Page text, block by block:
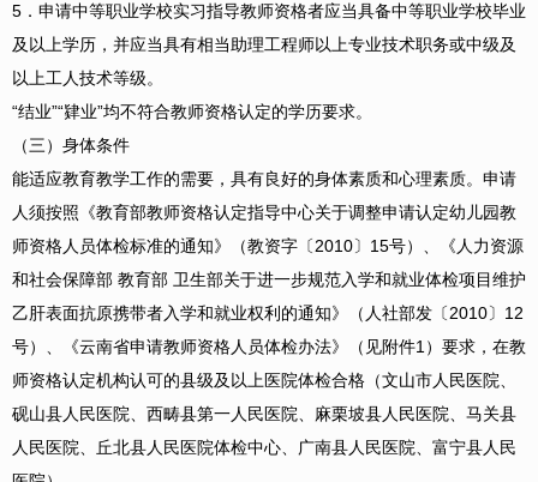
5．申请中等职业学校实习指导教师资格者应当具备中等职业学校毕业
及以上学历，并应当具有相当助理工程师以上专业技术职务或中级及
以上工人技术等级。
“结业”“肄业”均不符合教师资格认定的学历要求。
（三）身体条件
能适应教育教学工作的需要，具有良好的身体素质和心理素质。申请
人须按照《教育部教师资格认定指导中心关于调整申请认定幼儿园教
师资格人员体检标准的通知》（教资字〔2010〕15号）、《人力资源
和社会保障部 教育部 卫生部关于进一步规范入学和就业体检项目维护
乙肝表面抗原携带者入学和就业权利的通知》（人社部发〔2010〕12
号）、《云南省申请教师资格人员体检办法》（见附件1）要求，在教
师资格认定机构认可的县级及以上医院体检合格（文山市人民医院、
砚山县人民医院、西畴县第一人民医院、麻栗坡县人民医院、马关县
人民医院、丘北县人民医院体检中心、广南县人民医院、富宁县人民